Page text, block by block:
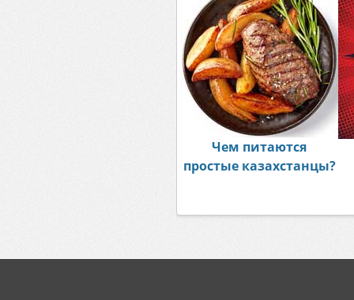
Чем питаются
простые казахстанцы?